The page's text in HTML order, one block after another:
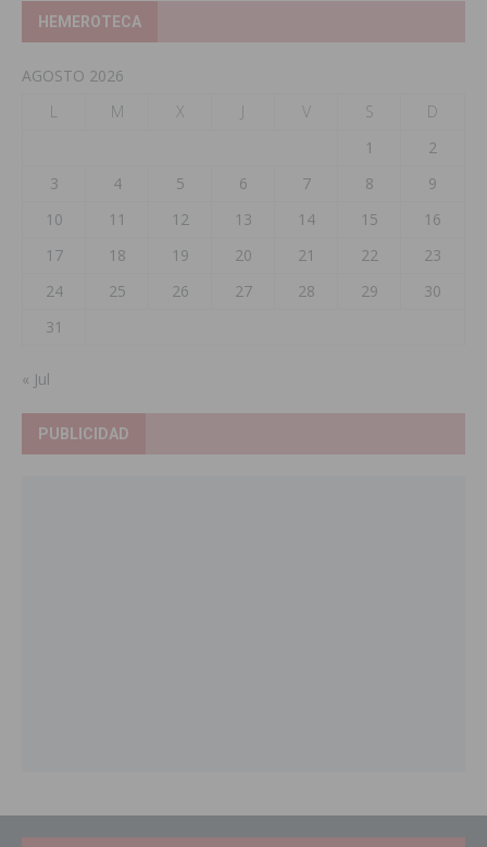
HEMEROTECA
AGOSTO 2026
L
M X J V S
D
1
2
3
4 5 6 7 8
9
10
11 12 13 14 15
16
17
18 19 20 21 22
23
24
25 26 27 28 29
30
31
« Jul
PUBLICIDAD